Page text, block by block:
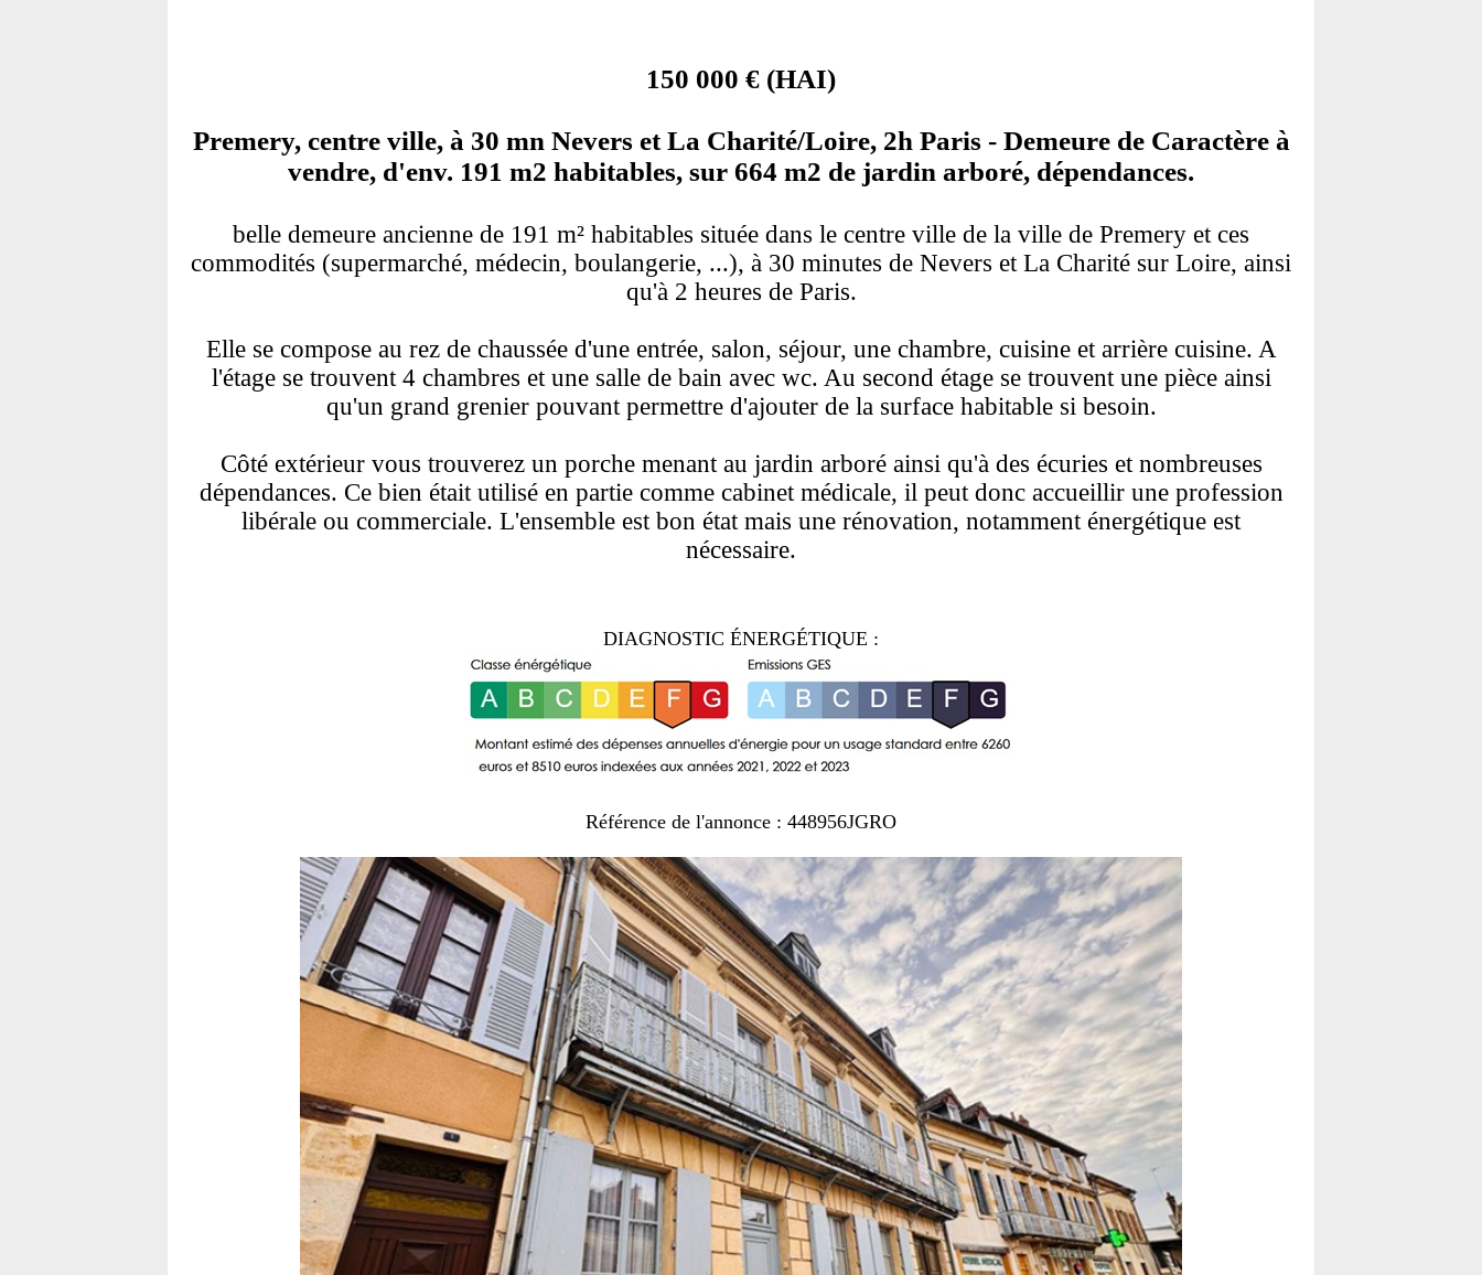
150 000 € (HAI)
Premery, centre ville, à 30 mn Nevers et La Charité/Loire, 2h Paris - Demeure de Caractère à
vendre, d'env. 191 m2 habitables, sur 664 m2 de jardin arboré, dépendances.
belle demeure ancienne de 191 m² habitables située dans le centre ville de la ville de Premery et ces
commodités (supermarché, médecin, boulangerie, ...), à 30 minutes de Nevers et La Charité sur Loire, ainsi
qu'à 2 heures de Paris.
Elle se compose au rez de chaussée d'une entrée, salon, séjour, une chambre, cuisine et arrière cuisine. A
l'étage se trouvent 4 chambres et une salle de bain avec wc. Au second étage se trouvent une pièce ainsi
qu'un grand grenier pouvant permettre d'ajouter de la surface habitable si besoin.
Côté extérieur vous trouverez un porche menant au jardin arboré ainsi qu'à des écuries et nombreuses
dépendances. Ce bien était utilisé en partie comme cabinet médicale, il peut donc accueillir une profession
libérale ou commerciale. L'ensemble est bon état mais une rénovation, notamment énergétique est
nécessaire.
DIAGNOSTIC ÉNERGÉTIQUE :
Référence de l'annonce : 448956JGRO